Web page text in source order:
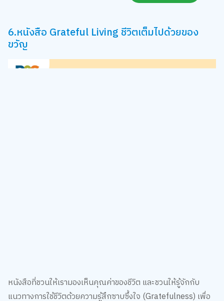
6.หนังสือ Grateful Living ชีวิตเต็มไปด้วยของ
ขวัญ
หนังสือที่ชวนให้เรามองเห็นคุณค่าของชีวิต และชวนให้รู้จักกับ
แนวทางการใช้ชีวิตด้วยความรู้สึกซาบซึ้งใจ (Gratefulness) เพื่อ